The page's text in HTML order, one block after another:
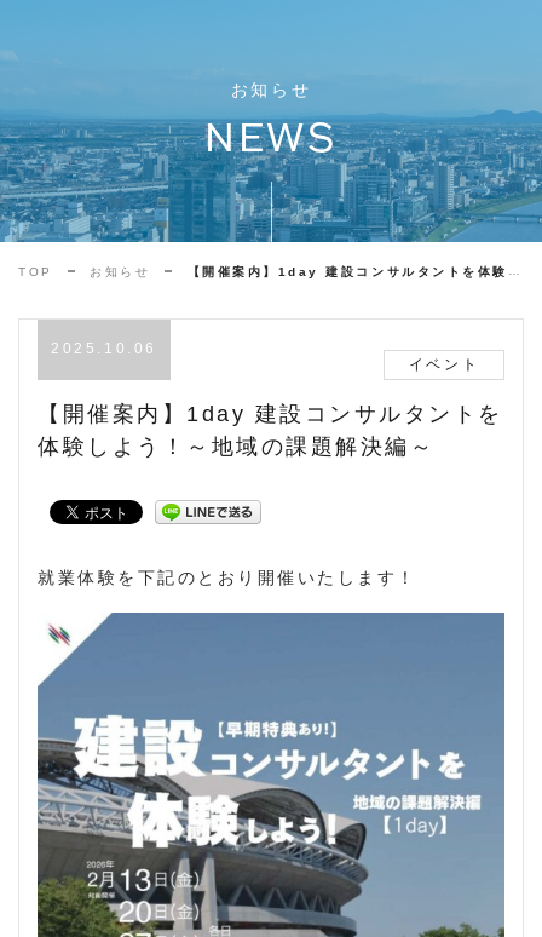
お知らせ
NEWS
TOP お知らせ 【開催案内】1day 建設コンサルタントを体験しよう！～地域の課題解決編～
2025.10.06
イベント
【開催案内】1day 建設コンサルタントを
体験しよう！～地域の課題解決編～
就業体験を下記のとおり開催いたします！